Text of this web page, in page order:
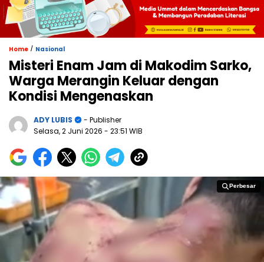
Home / Nasional
Misteri Enam Jam di Makodim Sarko,
Warga Merangin Keluar dengan
Kondisi Mengenaskan
ADY LUBIS
- Publisher
Selasa, 2 Juni 2026 - 23:51 WIB
Perbesar
Perbesar